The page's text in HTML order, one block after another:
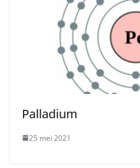
Palladium
25 mei 2021